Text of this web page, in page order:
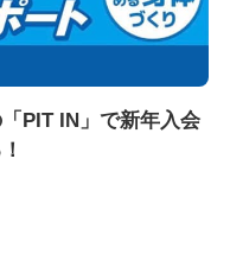
PIT IN」で新年入会